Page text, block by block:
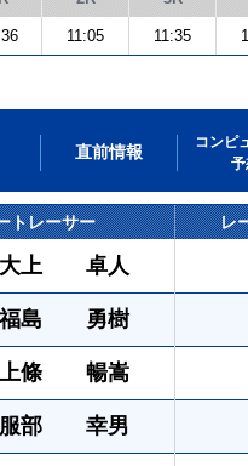
11:05 11:35
直前情報
コンピ
予
トレーサー レ
大上 卓人
福島 勇樹
上條 暢嵩
服部 幸男